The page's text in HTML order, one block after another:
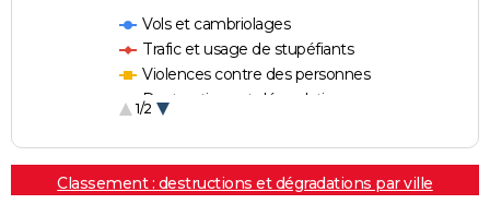
Vols et cambriolages
Trafic et usage de stupéfiants
Violences contre des personnes
Destructions et dégradations
1/2
Classement : destructions et dégradations par ville